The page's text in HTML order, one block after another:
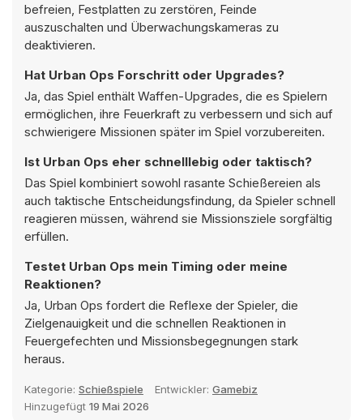
befreien, Festplatten zu zerstören, Feinde
auszuschalten und Überwachungskameras zu
deaktivieren.
Hat Urban Ops Forschritt oder Upgrades?
Ja, das Spiel enthält Waffen-Upgrades, die es Spielern
ermöglichen, ihre Feuerkraft zu verbessern und sich auf
schwierigere Missionen später im Spiel vorzubereiten.
Ist Urban Ops eher schnelllebig oder taktisch?
Das Spiel kombiniert sowohl rasante Schießereien als
auch taktische Entscheidungsfindung, da Spieler schnell
reagieren müssen, während sie Missionsziele sorgfältig
erfüllen.
Testet Urban Ops mein Timing oder meine
Reaktionen?
Ja, Urban Ops fordert die Reflexe der Spieler, die
Zielgenauigkeit und die schnellen Reaktionen in
Feuergefechten und Missionsbegegnungen stark
heraus.
Kategorie: Schießspiele Entwickler: Gamebiz
Hinzugefügt 19 Mai 2026